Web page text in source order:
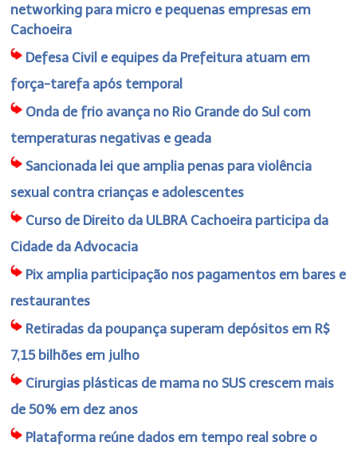
networking para micro e pequenas empresas em
Cachoeira
Defesa Civil e equipes da Prefeitura atuam em
força-tarefa após temporal
Onda de frio avança no Rio Grande do Sul com
temperaturas negativas e geada
Sancionada lei que amplia penas para violência
sexual contra crianças e adolescentes
Curso de Direito da ULBRA Cachoeira participa da
Cidade da Advocacia
Pix amplia participação nos pagamentos em bares e
restaurantes
Retiradas da poupança superam depósitos em R$
7,15 bilhões em julho
Cirurgias plásticas de mama no SUS crescem mais
de 50% em dez anos
Plataforma reúne dados em tempo real sobre o